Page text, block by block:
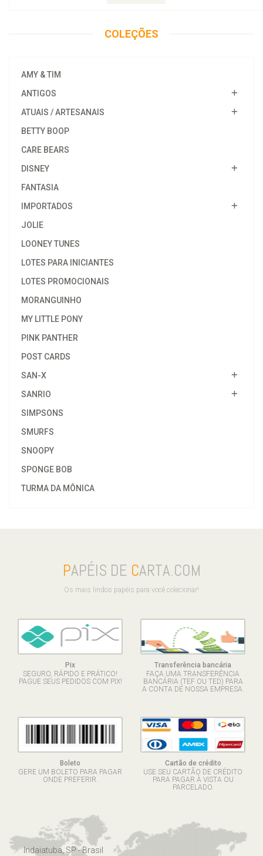
COLEÇÕES
AMY & TIM
ANTIGOS
ATUAIS / ARTESANAIS
BETTY BOOP
CARE BEARS
DISNEY
FANTASIA
IMPORTADOS
JOLIE
LOONEY TUNES
LOTES PARA INICIANTES
LOTES PROMOCIONAIS
MORANGUINHO
MY LITTLE PONY
PINK PANTHER
POST CARDS
SAN-X
SANRIO
SIMPSONS
SMURFS
SNOOPY
SPONGE BOB
TURMA DA MÔNICA
PAPÉIS DE CARTA.COM
Os mais lindos papéis para você colecionar!
Pix
SEGURO, RÁPIDO E PRÁTICO!
PAGUE SEUS PEDIDOS COM PIX!
Transferência bancária
FAÇA UMA TRANSFERÊNCIA
BANCÁRIA (TEF OU TED) PARA
A CONTA DE NOSSA EMPRESA.
Boleto
GERE UM BOLETO PARA PAGAR
ONDE PREFERIR.
Cartão de crédito
USE SEU CARTÃO DE CRÉDITO
PARA PAGAR À VISTA OU
PARCELADO.
Indaiatuba, SP - Brasil